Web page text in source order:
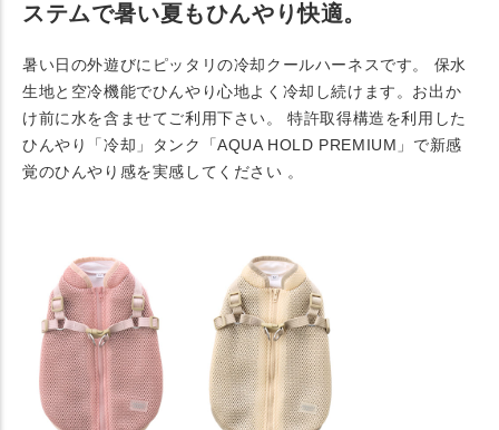
ステムで暑い夏もひんやり快適。
暑い日の外遊びにピッタリの冷却クールハーネスです。 保水
生地と空冷機能でひんやり心地よく冷却し続けます。お出か
け前に水を含ませてご利用下さい。 特許取得構造を利用した
ひんやり「冷却」タンク「AQUA HOLD PREMIUM」で新感
覚のひんやり感を実感してください 。